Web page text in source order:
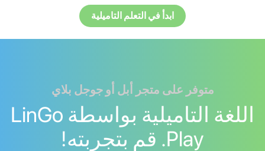
ابدأ في التعلم التاميلية
متوفر على متجر أبل أو جوجل بلاي
اللغة التاميلية بواسطة LinGo
Play. قم بتجربته!